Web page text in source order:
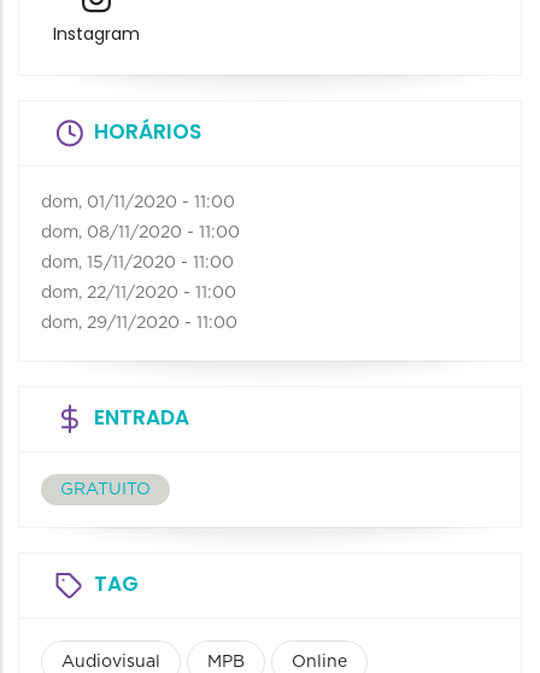
Instagram
HORÁRIOS
dom, 01/11/2020 - 11:00
dom, 08/11/2020 - 11:00
dom, 15/11/2020 - 11:00
dom, 22/11/2020 - 11:00
dom, 29/11/2020 - 11:00
ENTRADA
GRATUITO
TAG
Audiovisual MPB Online